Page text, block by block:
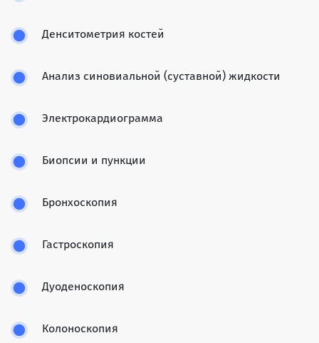
Денситометрия костей
Анализ синовиальной (суставной) жидкости
Электрокардиограмма
Биопсии и пункции
Бронхоскопия
Гастроскопия
Дуоденоскопия
Колоноскопия